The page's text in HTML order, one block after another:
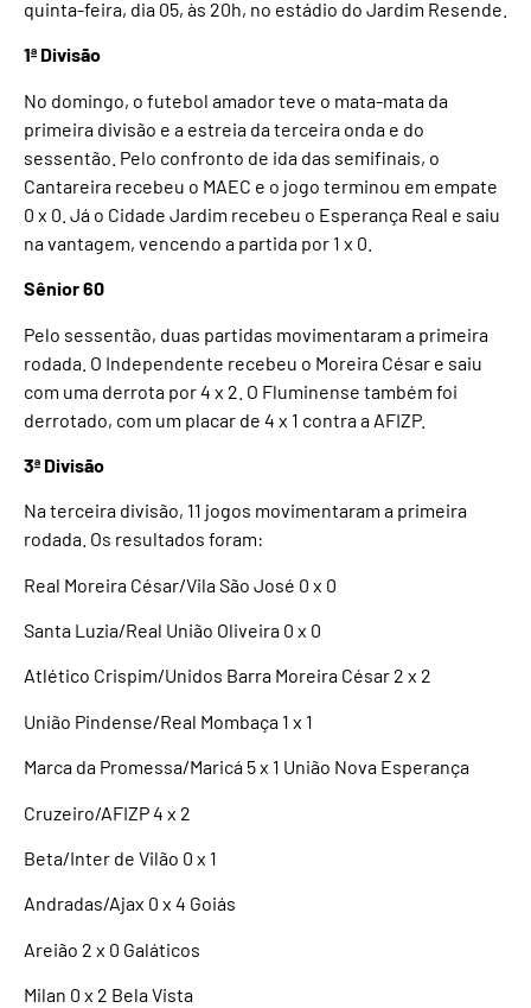
quinta-feira, dia 05, às 20h, no estádio do Jardim Resende.
1ª Divisão
No domingo, o futebol amador teve o mata-mata da
primeira divisão e a estreia da terceira onda e do
sessentão. Pelo confronto de ida das semifinais, o
Cantareira recebeu o MAEC e o jogo terminou em empate
0 x 0. Já o Cidade Jardim recebeu o Esperança Real e saiu
na vantagem, vencendo a partida por 1 x 0.
Sênior 60
Pelo sessentão, duas partidas movimentaram a primeira
rodada. O Independente recebeu o Moreira César e saiu
com uma derrota por 4 x 2. O Fluminense também foi
derrotado, com um placar de 4 x 1 contra a AFIZP.
3ª Divisão
Na terceira divisão, 11 jogos movimentaram a primeira
rodada. Os resultados foram:
Real Moreira César/Vila São José 0 x 0
Santa Luzia/Real União Oliveira 0 x 0
Atlético Crispim/Unidos Barra Moreira César 2 x 2
União Pindense/Real Mombaça 1 x 1
Marca da Promessa/Maricá 5 x 1 União Nova Esperança
Cruzeiro/AFIZP 4 x 2
Beta/Inter de Vilão 0 x 1
Andradas/Ajax 0 x 4 Goiás
Areião 2 x 0 Galáticos
Milan 0 x 2 Bela Vista